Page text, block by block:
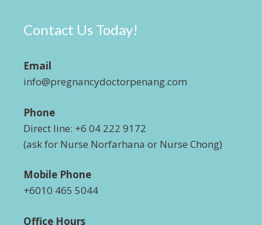
Contact Us Today!
Email
info@pregnancydoctorpenang.com
Phone
Direct line: +6 04 222 9172
(ask for Nurse Norfarhana or Nurse Chong)
Mobile Phone
+6010 465 5044
Office Hours